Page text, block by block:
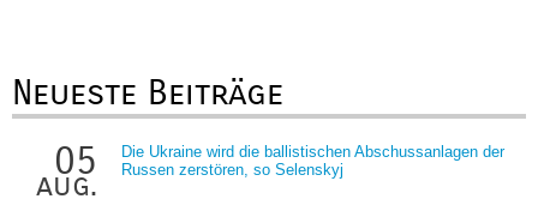
Neueste Beiträge
05
aug.
Die Ukraine wird die ballistischen Abschussanlagen der
Russen zerstören, so Selenskyj